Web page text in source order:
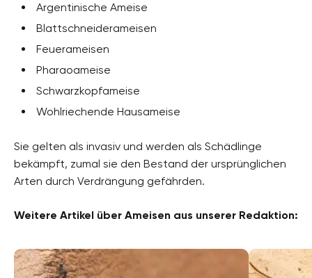
Argentinische Ameise
Blattschneiderameisen
Feuerameisen
Pharaoameise
Schwarzkopfameise
Wohlriechende Hausameise
Sie gelten als invasiv und werden als Schädlinge
bekämpft, zumal sie den Bestand der ursprünglichen
Arten durch Verdrängung gefährden.
Weitere Artikel über Ameisen aus unserer Redaktion: